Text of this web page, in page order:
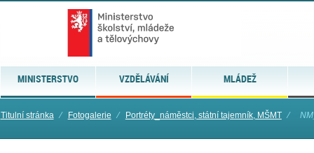
MINISTERSTVO VZDĚLÁVÁNÍ MLÁDEŽ
Titulní stránka ⁄ Fotogalerie ⁄ Portréty_náměstci, státní tajemník, MŠMT ⁄